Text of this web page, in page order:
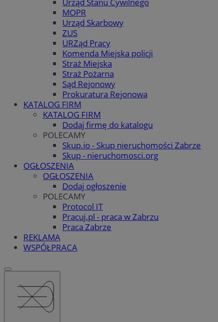
MOPR
Urząd Skarbowy
ZUS
URZąd Pracy
Komenda Miejska policji
Straż Miejska
Straż Pożarna
Sąd Rejonowy
Prokuratura Rejonowa
KATALOG FIRM
KATALOG FIRM
Dodaj firmę do katalogu
POLECAMY
Skup.io - Skup nieruchomości Zabrze
Skup - nieruchomosci.org
OGŁOSZENIA
OGŁOSZENIA
Dodaj ogłoszenie
POLECAMY
Protocol IT
Pracuj.pl - praca w Zabrzu
Praca Zabrze
REKLAMA
WSPÓŁPRACA